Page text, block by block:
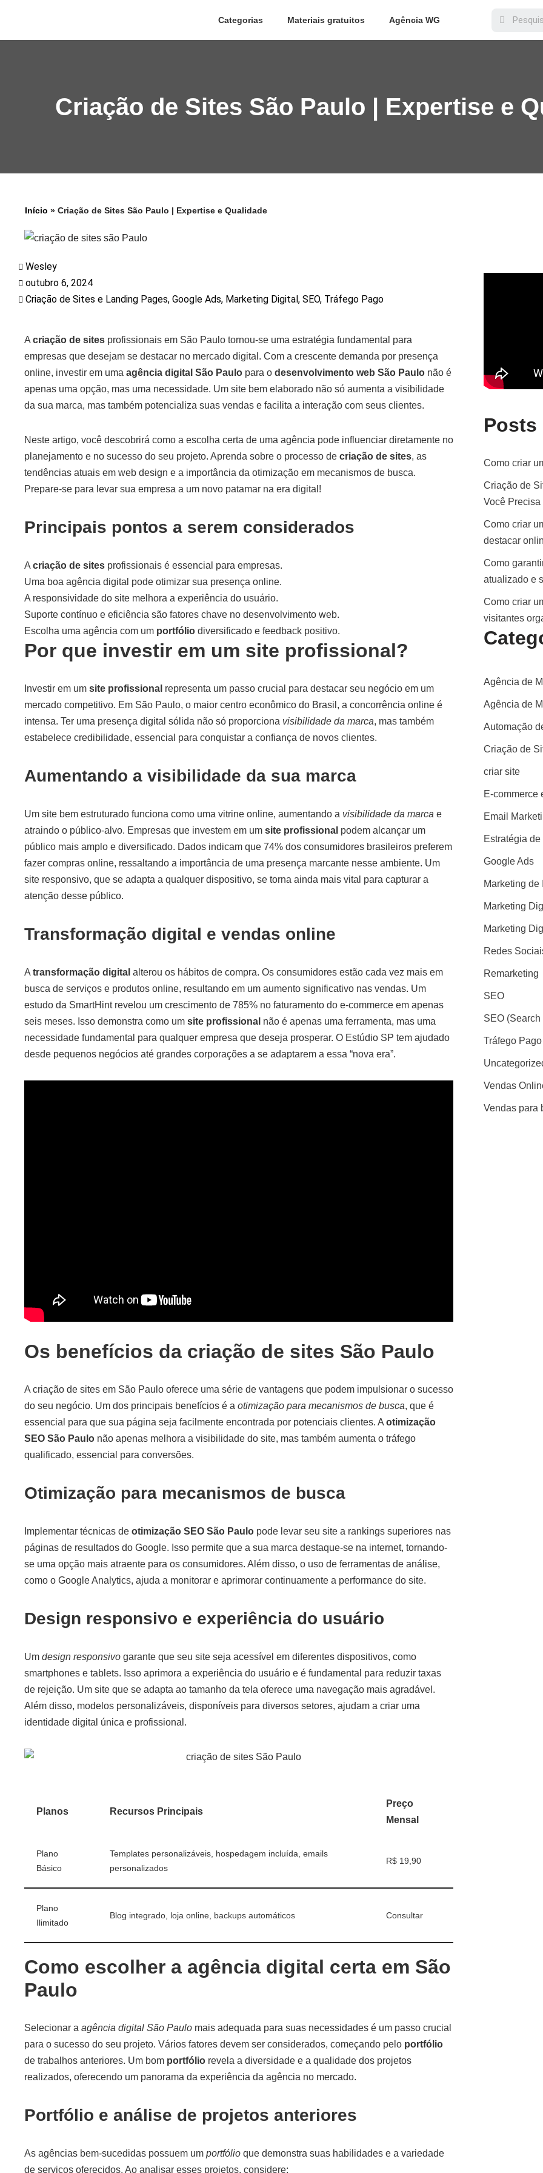
Categorias Materiais gratuitos Agência WG
Criação de Sites São Paulo | Expertise e
Início » Criação de Sites São Paulo | Expertise e Qualidade
Wesley
outubro 6, 2024
Criação de Sites e Landing Pages, Google Ads, Marketing Digital, SEO, Tráfego Pago
A criação de sites profissionais em São Paulo tornou-se uma estratégia fundamental para
empresas que desejam se destacar no mercado digital. Com a crescente demanda por presença
online, investir em uma agência digital São Paulo para o desenvolvimento web São Paulo não é
apenas uma opção, mas uma necessidade. Um site bem elaborado não só aumenta a visibilidade
da sua marca, mas também potencializa suas vendas e facilita a interação com seus clientes.
Neste artigo, você descobrirá como a escolha certa de uma agência pode influenciar diretamente no
planejamento e no sucesso do seu projeto. Aprenda sobre o processo de criação de sites, as
tendências atuais em web design e a importância da otimização em mecanismos de busca.
Prepare-se para levar sua empresa a um novo patamar na era digital!
Principais pontos a serem considerados
A criação de sites profissionais é essencial para empresas.
Uma boa agência digital pode otimizar sua presença online.
A responsividade do site melhora a experiência do usuário.
Suporte contínuo e eficiência são fatores chave no desenvolvimento web.
Escolha uma agência com um portfólio diversificado e feedback positivo.
Por que investir em um site profissional?
Investir em um site profissional representa um passo crucial para destacar seu negócio em um
mercado competitivo. Em São Paulo, o maior centro econômico do Brasil, a concorrência online é
intensa. Ter uma presença digital sólida não só proporciona visibilidade da marca, mas também
estabelece credibilidade, essencial para conquistar a confiança de novos clientes.
Aumentando a visibilidade da sua marca
Um site bem estruturado funciona como uma vitrine online, aumentando a visibilidade da marca e
atraindo o público-alvo. Empresas que investem em um site profissional podem alcançar um
público mais amplo e diversificado. Dados indicam que 74% dos consumidores brasileiros preferem
fazer compras online, ressaltando a importância de uma presença marcante nesse ambiente. Um
site responsivo, que se adapta a qualquer dispositivo, se torna ainda mais vital para capturar a
atenção desse público.
Transformação digital e vendas online
A transformação digital alterou os hábitos de compra. Os consumidores estão cada vez mais em
busca de serviços e produtos online, resultando em um aumento significativo nas vendas. Um
estudo da SmartHint revelou um crescimento de 785% no faturamento do e-commerce em apenas
seis meses. Isso demonstra como um site profissional não é apenas uma ferramenta, mas uma
necessidade fundamental para qualquer empresa que deseja prosperar. O Estúdio SP tem ajudado
desde pequenos negócios até grandes corporações a se adaptarem a essa “nova era”.
Os benefícios da criação de sites São Paulo
A criação de sites em São Paulo oferece uma série de vantagens que podem impulsionar o sucesso
do seu negócio. Um dos principais benefícios é a otimização para mecanismos de busca, que é
essencial para que sua página seja facilmente encontrada por potenciais clientes. A otimização
SEO São Paulo não apenas melhora a visibilidade do site, mas também aumenta o tráfego
qualificado, essencial para conversões.
Otimização para mecanismos de busca
Implementar técnicas de otimização SEO São Paulo pode levar seu site a rankings superiores nas
páginas de resultados do Google. Isso permite que a sua marca destaque-se na internet, tornando-
se uma opção mais atraente para os consumidores. Além disso, o uso de ferramentas de análise,
como o Google Analytics, ajuda a monitorar e aprimorar continuamente a performance do site.
Design responsivo e experiência do usuário
Um design responsivo garante que seu site seja acessível em diferentes dispositivos, como
smartphones e tablets. Isso aprimora a experiência do usuário e é fundamental para reduzir taxas
de rejeição. Um site que se adapta ao tamanho da tela oferece uma navegação mais agradável.
Além disso, modelos personalizáveis, disponíveis para diversos setores, ajudam a criar uma
identidade digital única e profissional.
Planos Recursos Principais
Preço
Mensal
Plano
Básico
Templates personalizáveis, hospedagem incluída, emails
personalizados
R$ 19,90
Plano
Ilimitado
Blog integrado, loja online, backups automáticos Consultar
Como escolher a agência digital certa em São
Paulo
Selecionar a agência digital São Paulo mais adequada para suas necessidades é um passo crucial
para o sucesso do seu projeto. Vários fatores devem ser considerados, começando pelo portfólio
de trabalhos anteriores. Um bom portfólio revela a diversidade e a qualidade dos projetos
realizados, oferecendo um panorama da experiência da agência no mercado.
Portfólio e análise de projetos anteriores
As agências bem-sucedidas possuem um portfólio que demonstra suas habilidades e a variedade
de serviços oferecidos. Ao analisar esses projetos, considere:
Posts
Como criar
Criação de
Você Precisa
Como criar
destacar
Como
atualizado e
Como criar
visitantes
Agência de
Agência de
Automação
Criação de
criar site
E-commerce
Email
Estratégia
Google Ads
Marketing de
Marketing
Marketing
Redes
Remarketing
SEO
SEO
Tráfego Pago
Vendas
Vendas para